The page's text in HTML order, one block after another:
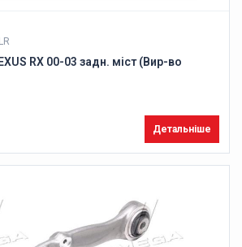
RX 00-03 задн. міст (Вир-во
Детальніше